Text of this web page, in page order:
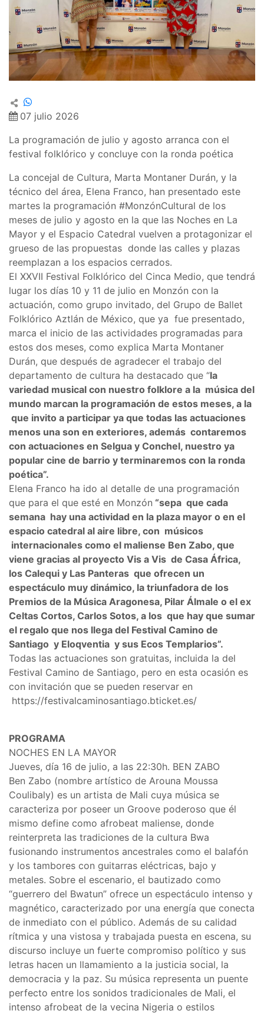
07 julio 2026
La programación de julio y agosto arranca con el
festival folklórico y concluye con la ronda poética
La concejal de Cultura, Marta Montaner Durán, y la
técnico del área, Elena Franco, han presentado este
martes la programación #MonzónCultural de los
meses de julio y agosto en la que las Noches en La
Mayor y el Espacio Catedral vuelven a protagonizar el
grueso de las propuestas donde las calles y plazas
reemplazan a los espacios cerrados.
El XXVII Festival Folklórico del Cinca Medio, que tendrá
lugar los días 10 y 11 de julio en Monzón con la
actuación, como grupo invitado, del Grupo de Ballet
Folklórico Aztlán de México, que ya fue presentado,
marca el inicio de las actividades programadas para
estos dos meses, como explica Marta Montaner
Durán, que después de agradecer el trabajo del
departamento de cultura ha destacado que “la
variedad musical con nuestro folklore a la música del
mundo marcan la programación de estos meses, a la
que invito a participar ya que todas las actuaciones
menos una son en exteriores, además contaremos
con actuaciones en Selgua y Conchel, nuestro ya
popular cine de barrio y terminaremos con la ronda
poética”.
Elena Franco ha ido al detalle de una programación
que para el que esté en Monzón “sepa que cada
semana hay una actividad en la plaza mayor o en el
espacio catedral al aire libre, con músicos
internacionales como el maliense Ben Zabo, que
viene gracias al proyecto Vis a Vis de Casa África,
los Calequi y Las Panteras que ofrecen un
espectáculo muy dinámico, la triunfadora de los
Premios de la Música Aragonesa, Pilar Álmale o el ex
Celtas Cortos, Carlos Sotos, a los que hay que sumar
el regalo que nos llega del Festival Camino de
Santiago y Eloqventia y sus Ecos Templarios”.
Todas las actuaciones son gratuitas, incluida la del
Festival Camino de Santiago, pero en esta ocasión es
con invitación que se pueden reservar en
https://festivalcaminosantiago.bticket.es/
PROGRAMA
NOCHES EN LA MAYOR
Jueves, día 16 de julio, a las 22:30h. BEN ZABO
Ben Zabo (nombre artístico de Arouna Moussa
Coulibaly) es un artista de Mali cuya música se
caracteriza por poseer un Groove poderoso que él
mismo define como afrobeat maliense, donde
reinterpreta las tradiciones de la cultura Bwa
fusionando instrumentos ancestrales como el balafón
y los tambores con guitarras eléctricas, bajo y
metales. Sobre el escenario, el bautizado como
“guerrero del Bwatun” ofrece un espectáculo intenso y
magnético, caracterizado por una energía que conecta
de inmediato con el público. Además de su calidad
rítmica y una vistosa y trabajada puesta en escena, su
discurso incluye un fuerte compromiso político y sus
letras hacen un llamamiento a la justicia social, la
democracia y la paz. Su música representa un puente
perfecto entre los sonidos tradicionales de Mali, el
intenso afrobeat de la vecina Nigeria o estilos